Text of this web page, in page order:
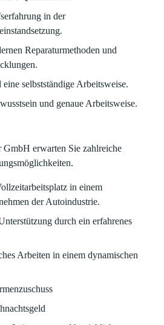
in der
Reparaturmethoden und
selbstständige Arbeitsweise.
und genaue Arbeitsweise.
erwarten Sie zahlreiche
in einem
der Autoindustrie.
durch ein erfahrenes
Arbeiten in einem dynamischen